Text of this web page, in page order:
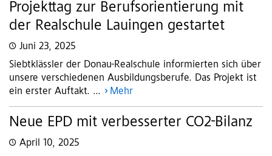
Projekttag zur Berufsorientierung mit
der Realschule Lauingen gestartet
Juni 23, 2025
Siebtklässler der Donau-Realschule informierten sich über
unsere verschiedenen Ausbildungsberufe. Das Projekt ist
ein erster Auftakt. ...
Mehr
Neue EPD mit verbesserter CO2-Bilanz
April 10, 2025